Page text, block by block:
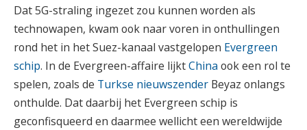
Dat 5G-straling ingezet zou kunnen worden als
technowapen, kwam ook naar voren in onthullingen
rond het in het Suez-kanaal vastgelopen Evergreen
schip. In de Evergreen-affaire lijktChina ook een rol te
spelen, zoals de Turkse nieuwszender Beyaz onlangs
onthulde. Dat daarbij het Evergreen schip is
geconfisqueerd en daarmee wellicht een wereldwijde